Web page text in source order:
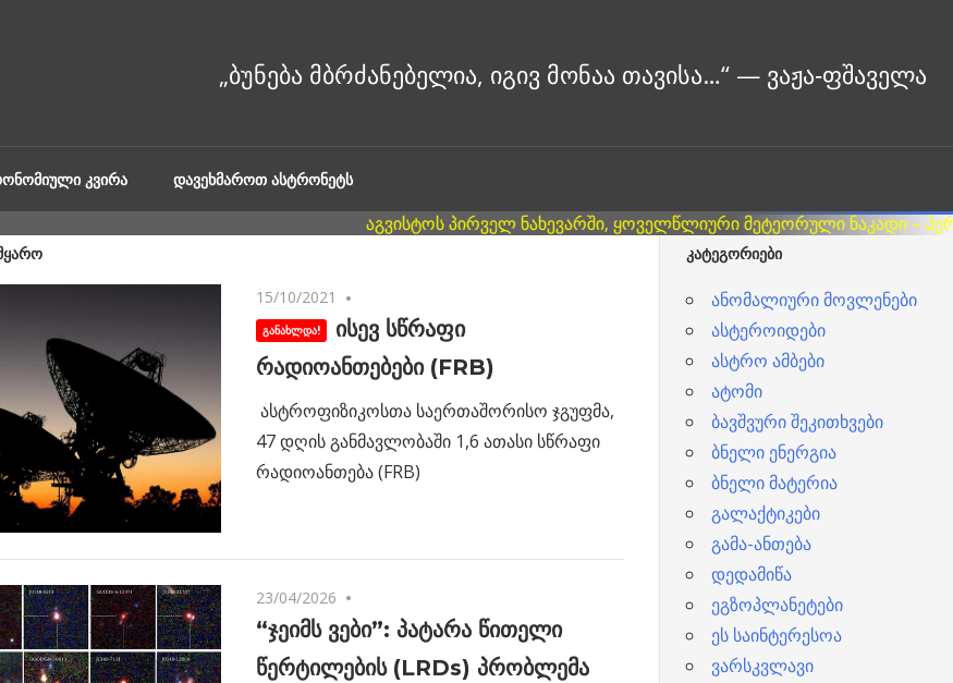
ᲙᲕᲘᲠᲐ ᲓᲐᲕᲔᲮᲛᲐᲠᲝᲗ ᲐᲡᲢᲠᲝᲜᲔᲢᲡ
15/10/2021
ისევ სწრაფი
რადიოანთებები (FRB)
ასტროფიზიკოსთა საერთაშორისო ჯგუფმა,
47 დღის განმავლობაში 1,6 ათასი სწრაფი
რადიოანთება (FRB)
23/04/2026
“ჯეიმს ვები”: პატარა წითელი
წერტილების (LRDs) პრობლემა
ᲙᲐᲢᲔᲒᲝᲠᲘᲔᲑᲘ
ანომალიური მოვლენები
ასტეროიდები
ასტრო ამბები
ატომი
ბავშვური შეკითხვები
ბნელი ენერგია
ბნელი მატერია
გალაქტიკები
გამა-ანთება
დედამიწა
ეგზოპლანეტები
ეს საინტერესოა
ვარსკვლავი